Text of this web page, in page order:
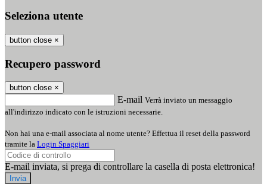
Seleziona utente
button close ×
Recupero password
button close ×
E-mail Verrà inviato un messaggio
all'indirizzo indicato con le istruzioni necessarie.
Non hai una e-mail associata al nome utente? Effettua il reset della password
tramite la Login Spaggiari
E-mail inviata, si prega di controllare la casella di posta elettronica!